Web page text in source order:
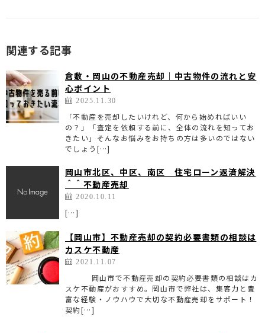
関連する記事
倉敷・岡山の不動産売却｜中古物件の流れと安
心ポイント
2025.11.30
「不動産を売却したいけれど、何から始めればいい
の？」「査定を依頼する前に、全体の流れを知ってお
きたい」そんなお悩みをお持ちの方は多いのではない
でしょう[…]
岡山市北区、中区、南区 住宅ローン返済解決
＾＾不動産売却
2020.10.11
[…]
【岡山市】不動産売却の契約必要書類の相談は
カスケ不動産
2021.11.07
岡山市で不動産売却の契約必要書類の相談はカ
スケ不動産がおすすめ。岡山市で弊社は、集客力と豊
富な経験・ノウハウで大切な不動産売却をサポート！
契約[…]